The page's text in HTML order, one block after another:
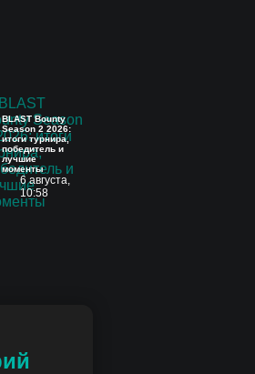
BLAST Bounty
Season 2 2026:
итоги турнира,
победитель и
лучшие
моменты
6 августа,
10:58